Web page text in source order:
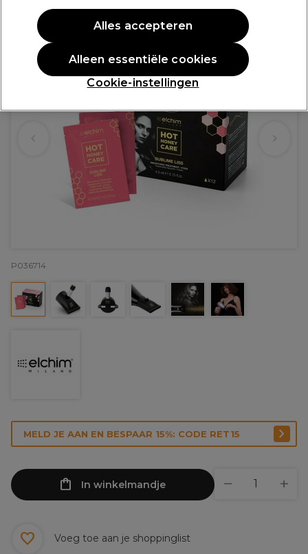
P036714
MELD JE AAN EN BESPAAR 15%: CODE RET15
In winkelmandje
Voeg toe aan je shoppinglist
Cookie-instellingen
Alleen essentiële cookies
Alles accepteren